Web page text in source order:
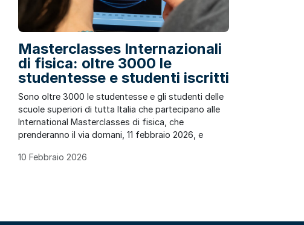
Masterclasses Internazionali
di fisica: oltre 3000 le
studentesse e studenti iscritti
Sono oltre 3000 le studentesse e gli studenti delle
scuole superiori di tutta Italia che partecipano alle
International Masterclasses di fisica, che
prenderanno il via domani, 11 febbraio 2026, e
10 Febbraio 2026